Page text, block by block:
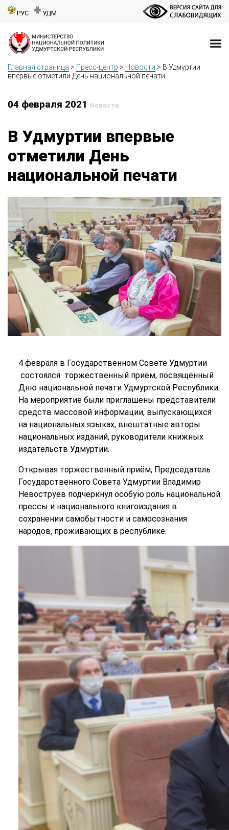
РУС УДМ
Главная страница > Пресс-центр > Новости > В Удмуртии
впервые отметили День национальной печати
04 февраля 2021 Новости
В Удмуртии впервые
отметили День
национальной печати
4 февраля в Государственном Совете Удмуртии
состоялся торжественный приём, посвящённый
Дню национальной печати Удмуртской Республики.
На мероприятие были приглашены представители
средств массовой информации, выпускающихся
на национальных языках, внештатные авторы
национальных изданий, руководители книжных
издательств Удмуртии.
Открывая торжественный приём, Председатель
Государственного Совета Удмуртии Владимир
Невоструев подчеркнул особую роль национальной
прессы и национального книгоиздания в
сохранении самобытности и самосознания
народов, проживающих в республике.